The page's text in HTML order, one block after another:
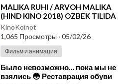
⁣MALIKA RUHI / ARVOH MALIKA
(HIND KINO 2018) OZBEK TILIDA
KinoKoinot
1,065 Просмотры · 05/02/26
Фильм и анимация
⁣Было невозможно… пока мы не
взялись 😳 Реставрация обуви